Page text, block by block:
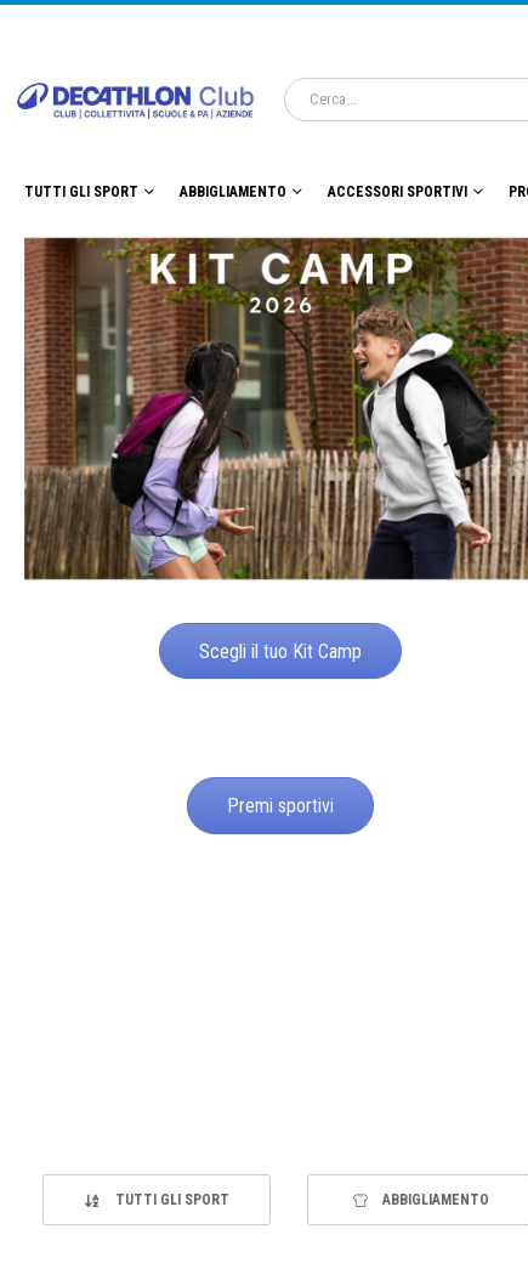
TUTTI GLI SPORT ABBIGLIAMENTO ACCESSORI SPORTIVI
Scegli il tuo Kit Camp
Premi sportivi
TUTTI GLI SPORT ABBIGLIAMENTO